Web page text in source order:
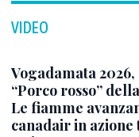
VIDEO
Vogadamata
“Porco rosso”
Le fiamme
canadair in